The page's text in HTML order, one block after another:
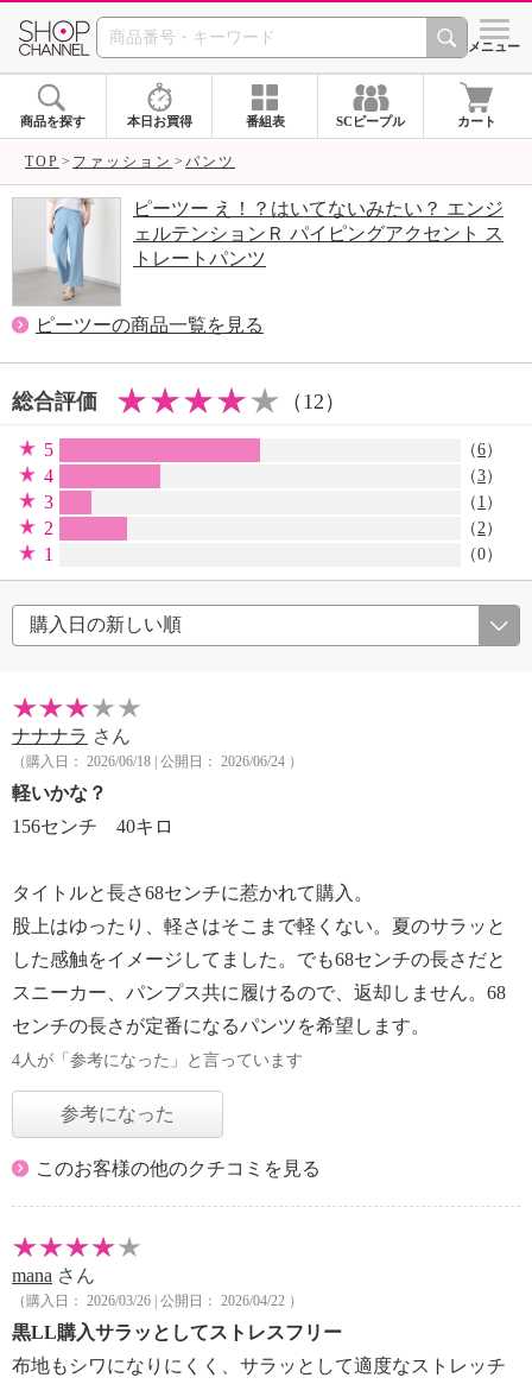
SHOP CHANNEL シメニュー
商品を探す 本日お買得 番組表 SCピープル カート
TOP ファッション パンツ
ピーツー え！？はいてないみたい？ エンジ
ェルテンションＲ パイピングアクセント ス
トレートパンツ
ピーツーの商品一覧を見る
総合評価 （12）
5 （6）
4 （3）
3 （ 1 ）
2 （2）
1 （0）
ナナナラ さん
（購入日： 2026/06/18 | 公開日： 2026/06/24 ）
軽いかな？
156センチ 40キロ
タイトルと長さ68センチに惹かれて購入。
股上はゆったり、軽さはそこまで軽くない。夏のサラッと
した感触をイメージしてました。でも68センチの長さだと
スニーカー、パンプス共に履けるので、返却しません。68
センチの長さが定番になるパンツを希望します。
4人が「参考になった」と言っています
参考になった
このお客様の他のクチコミを見る
mana さん
（購入日： 2026/03/26 | 公開日： 2026/04/22 ）
黒LL購入サラッとしてストレスフリー
布地もシワになりにくく、サラッとして適度なストレッチ